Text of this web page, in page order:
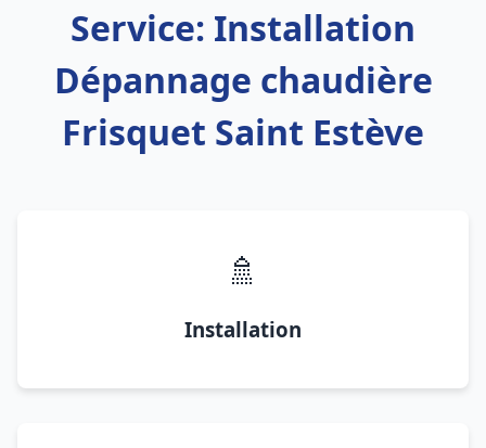
Service: Installation
Dépannage chaudière
Frisquet Saint Estève
🚿
Installation